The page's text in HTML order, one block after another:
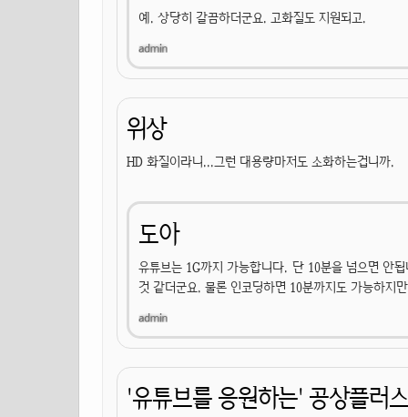
예. 상당히 갈끔하더군요. 고화질도 지원되고.
위상
HD 화질이라니...그런 대용량마저도 소화하는겁니까.
도아
유튜브는 1G까지 가능합니다. 단 10분을 넘으면 안
것 같더군요. 물론 인코딩하면 10분까지도 가능하지
'유튜브를 응원하는' 공상플러